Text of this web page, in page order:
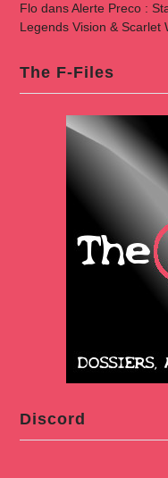
FlodansAlerte Preco :
Legends Vision & Scarlet
The F-Files
Discord